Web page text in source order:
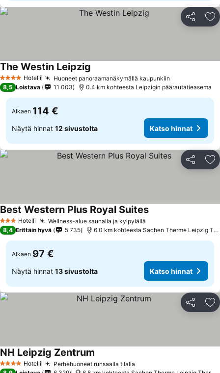
Jaa
4 Tähtiluokitus
Hotelli Huoneet panoraamanäkymällä kaupunkiin
The Westin Leipzig
8,5 Loistava 11 003 0.4 km kohteesta Leipzigin päärautatieasema
Alkaen 114 €
Näytä hinnat 12 sivustolta Katso hinnat
Jaa
3 Tähtiluokitus
Hotelli Wellness-alue saunalla ja kylpylällä
Best Western Plus Royal Suites
8,4 Erittäin hyvä 5 735 6.0 km kohteesta Sachen Therme Leipzig Thermal Spa
Alkaen 97 €
Näytä hinnat 13 sivustolta Katso hinnat
Jaa
4 Tähtiluokitus
Hotelli Perhehuoneet runsaalla tilalla
NH Leipzig Zentrum